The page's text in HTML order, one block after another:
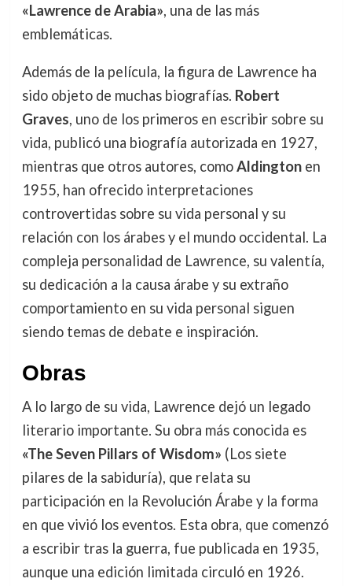
«Lawrence de Arabia», una de las más
emblemáticas.
Además de la película, la figura de Lawrence ha
sido objeto de muchas biografías. Robert
Graves, uno de los primeros en escribir sobre su
vida, publicó una biografía autorizada en 1927,
mientras que otros autores, comoAldingtonen
1955, han ofrecido interpretaciones
controvertidas sobre su vida personal y su
relación con los árabes y el mundo occidental. La
compleja personalidad de Lawrence, su valentía,
su dedicación a la causa árabe y su extraño
comportamiento en su vida personal siguen
siendo temas de debate e inspiración.
Obras
A lo largo de su vida, Lawrence dejó un legado
literario importante. Su obra más conocida es
«The Seven Pillars of Wisdom» (Los siete
pilares de la sabiduría), que relata su
participación en la Revolución Árabe y la forma
en que vivió los eventos. Esta obra, que comenzó
a escribir tras la guerra, fue publicada en 1935,
aunque una edición limitada circuló en 1926.